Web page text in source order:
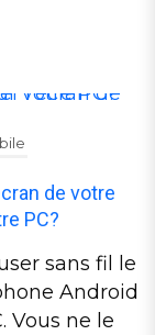
de votre
PC?
sans fil le
Android
Vous ne le